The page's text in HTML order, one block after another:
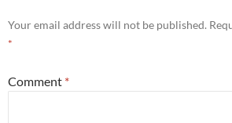
Your email address will not be published.
*
Comment *